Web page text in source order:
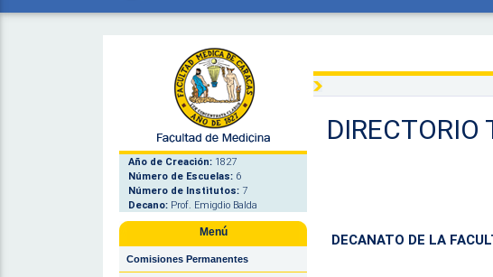
Año de Creación: 1827
Número de Escuelas: 6
Número de Institutos: 7
Decano: Prof. Emigdio Balda
Menú
Comisiones Permanentes
DIRECTORIO
DECANATO DE LA